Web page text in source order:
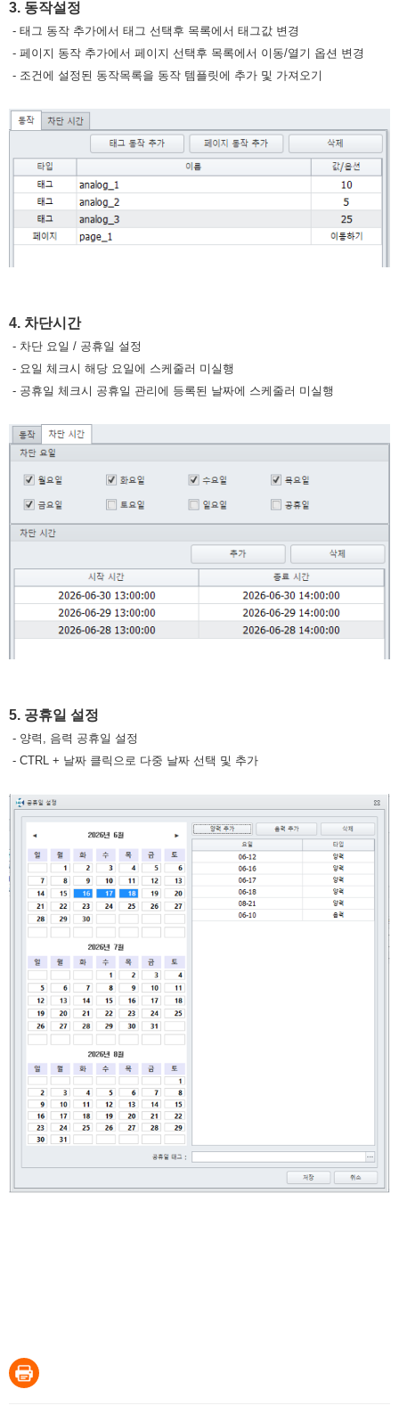
3. 동작설정
- 태그 동작 추가에서 태그 선택후 목록에서 태그값 변경
- 페이지 동작 추가에서 페이지 선택후 목록에서 이동/열기 옵션 변경
- 조건에 설정된 동작목록을 동작 템플릿에 추가 및 가져오기
4. 차단시간
- 차단 요일 / 공휴일 설정
- 요일 체크시 해당 요일에 스케줄러 미실행
- 공휴일 체크시 공휴일 관리에 등록된 날짜에 스케줄러 미실행
5. 공휴일 설정
- 양력, 음력 공휴일 설정
- CTRL + 날짜 클릭으로 다중 날짜 선택 및 추가